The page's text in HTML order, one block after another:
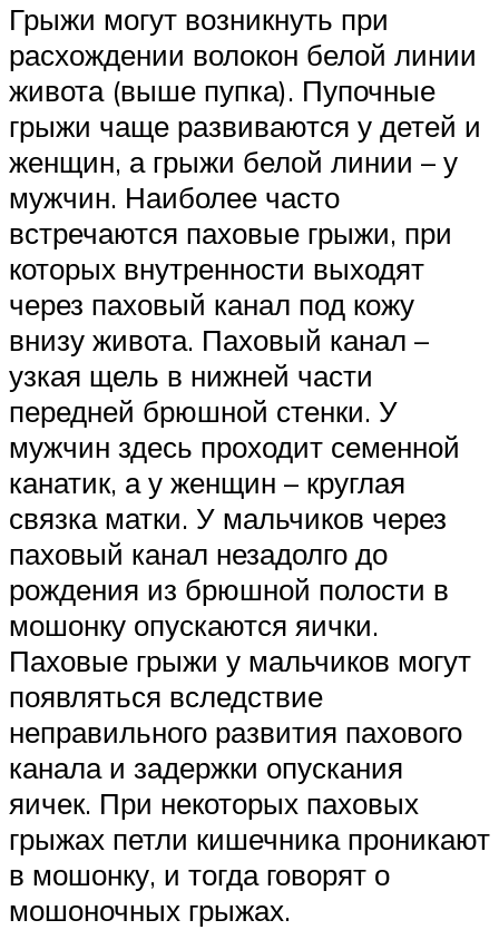
Грыжи могут возникнуть при
расхождении волокон белой линии
живота (выше пупка). Пупочные
грыжи чаще развиваются у детей и
женщин, а грыжи белой линии – у
мужчин. Наиболее часто
встречаются паховые грыжи, при
которых внутренности выходят
через паховый канал под кожу
внизу живота. Паховый канал –
узкая щель в нижней части
передней брюшной стенки. У
мужчин здесь проходит семенной
канатик, а у женщин – круглая
связка матки. У мальчиков через
паховый канал незадолго до
рождения из брюшной полости в
мошонку опускаются яички.
Паховые грыжи у мальчиков могут
появляться вследствие
неправильного развития пахового
канала и задержки опускания
яичек. При некоторых паховых
грыжах петли кишечника проникают
в мошонку, и тогда говорят о
мошоночных грыжах.